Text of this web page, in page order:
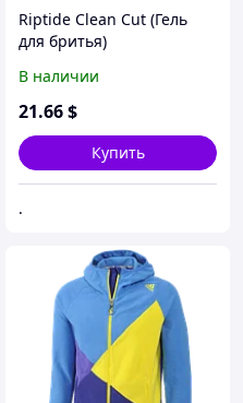
Riptide Clean Cut (Гель
для бритья)
В наличии
21.66$
Купить
.